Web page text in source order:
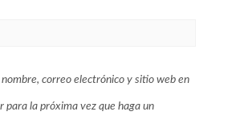
correo electrónico y sitio web en
para la próxima vez que haga un